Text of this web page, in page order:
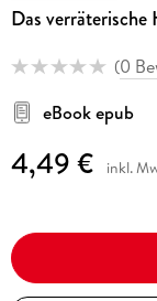
Das verräterische
(0
eBook epub
4,49 € inkl.